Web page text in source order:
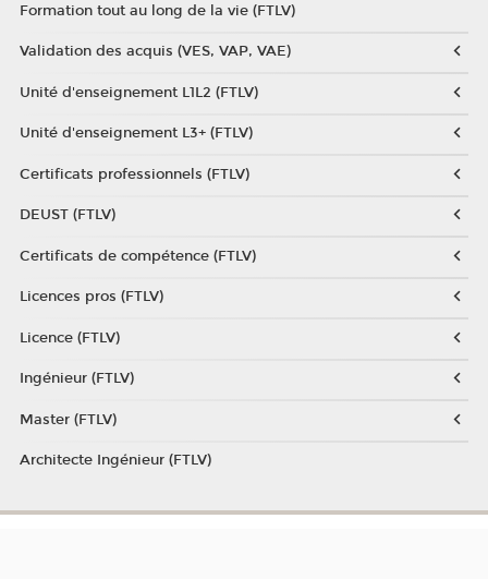
Formation tout au long de la vie (FTLV)
Validation des acquis (VES, VAP, VAE)
Unité d'enseignement L1L2 (FTLV)
Unité d'enseignement L3+ (FTLV)
Certificats professionnels (FTLV)
DEUST (FTLV)
Certificats de compétence (FTLV)
Licences pros (FTLV)
Licence (FTLV)
Ingénieur (FTLV)
Master (FTLV)
Architecte Ingénieur (FTLV)